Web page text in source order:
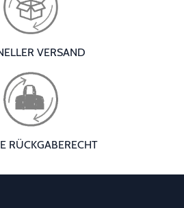
VERSAND
RÜCKGABERECHT